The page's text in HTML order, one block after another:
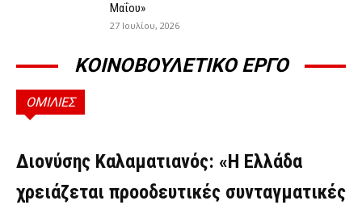
Μαΐου»
27 Ιουλίου, 2026
ΚΟΙΝΟΒΟΥΛΕΤΙΚΟ ΕΡΓΟ
ΟΜΙΛΙΕΣ
ΟΜΙΛΊΕΣ
Διονύσης Καλαματιανός: «Η Ελλάδα
χρειάζεται προοδευτικές συνταγματικές